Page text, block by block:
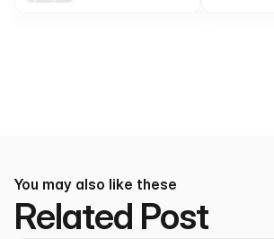
You may also like these
Related Post